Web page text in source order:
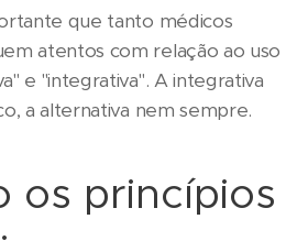
que tanto médicos
atentos com relação ao uso
e "integrativa". A integrativa
a alternativa nem sempre.
os princípios